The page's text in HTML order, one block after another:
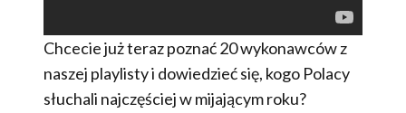
Chcecie już teraz poznać 20 wykonawców z
naszej playlisty i dowiedzieć się, kogo Polacy
słuchali najczęściej w mijającym roku?